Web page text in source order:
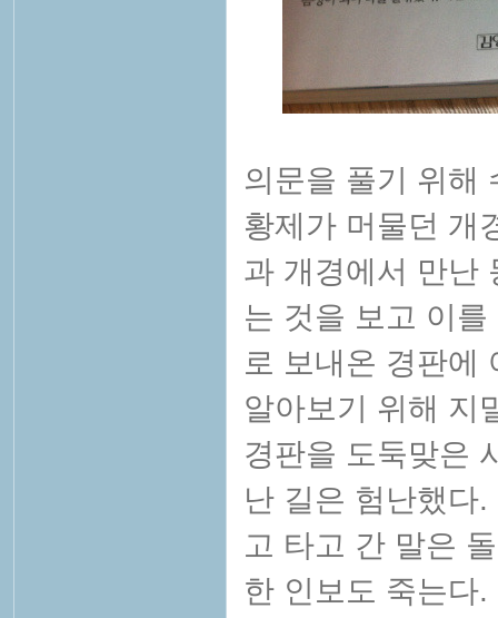
의문을 풀기 위해
황제가 머물던 개
과 개경에서 만난
는 것을 보고 이
로 보내온 경판에
알아보기 위해 지
경판을 도둑맞은
난 길은 험난했다
고 타고 간 말은
한 인보도 죽는다